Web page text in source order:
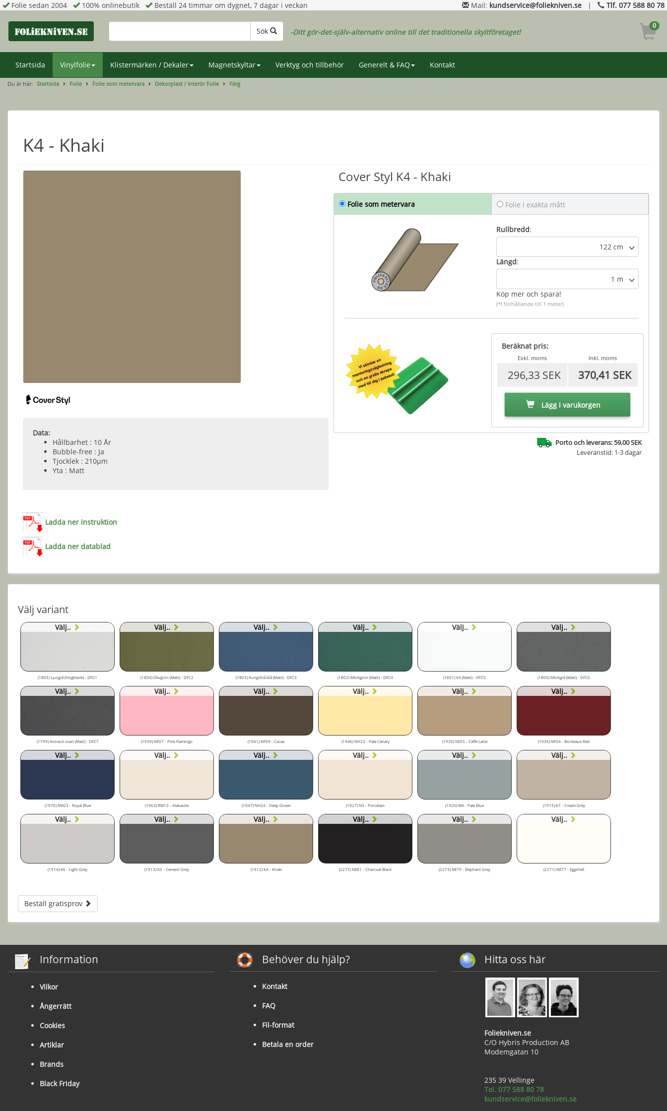
Folie sedan 2004 100% onlinebutik Beställ 24 timmar om dygnet, 7 dagar i veckan Mail: kundservice@foliekniven.se | Tlf. 077 588 80 78
Sök -Ditt gör-det-själv-alternativ online till det traditionella skyltföretaget!
0
Startsida Vinylfolie Klistermärken / Dekaler Magnetskyltar Verktyg och tillbehör Generelt & FAQ Kontakt
Du är här: Startsida Folie Folie som metervara Dekorplast / Interör Folie Färg
K4 - Khaki
Data:
Hållbarhet : 10 År
Bubble-free : Ja
Tjocklek : 210µm
Yta : Matt
Ladda ner instruktion
Ladda ner datablad
Cover Styl K4 - Khaki
Folie som metervara Folie i exakta mått
Rullbredd:
122 cm
Längd:
1 m
Köp mer och spara!
(*I förhållande till 1 meter)
Beräknat pris:
Exkl. moms Inkl. moms
296,33 SEK 370,41 SEK
Lägg i varukorgen
Porto och leverans: 59,00 SEK
Leveranstid: 1-3 dagar
Välj variant
Välj..
(1805) Ljusgrå (Högblank) - DFC1
Välj..
(1804) Olivgrön (Matt) - DFC2
Välj..
(1803) Kungsblå blå (Matt) - DFC3
Välj..
(1802) Mörkgrön (Matt) - DFC4
Välj..
(1801) Vit (Matt) - DFC5
Välj..
(1800) Mörkgrå (Matt) - DFC6
Välj..
(1799) Antracit svart (Matt) - DFC7
Välj..
(1939) NF07 - Pink Flamingo
Välj..
(1941) NF09 - Cacao
Välj..
(1946) NH23 - Pale Canary
Välj..
(1930) NE55 - Caffe Latte
Välj..
(1936) NF04 - Bordeaux Red
Välj..
(1970) RM23 - Royal Blue
Välj..
(1963) RM13 - Alabaster
Välj..
(1947) NH24 - Deep Ocean
Välj..
(1927) N3 - Porcelain
Välj..
(1920) M4 - Pale Blue
Välj..
(1915) K7 - Cream Grey
Välj..
(1914) K6 - Light Grey
Välj..
(1913) K5 - Cement Grey
Välj..
(1912) K4 - Khaki
Välj..
(2275) NE81 - Charcoal Black
Välj..
(2273) NE79 - Elephant Grey
Välj..
(2271) NE77 - Eggshell
Beställ gratisprov
Information
Vilkor
Ångerrätt
Cookies
Artiklar
Brands
Black Friday
Behöver du hjälp?
Kontakt
FAQ
Fil-format
Betala en order
Hitta oss här
Foliekniven.se
C/O Hybris Production AB
Modemgatan 10
235 39 Vellinge
Tel. 077 588 80 78
kundservice@foliekniven.se